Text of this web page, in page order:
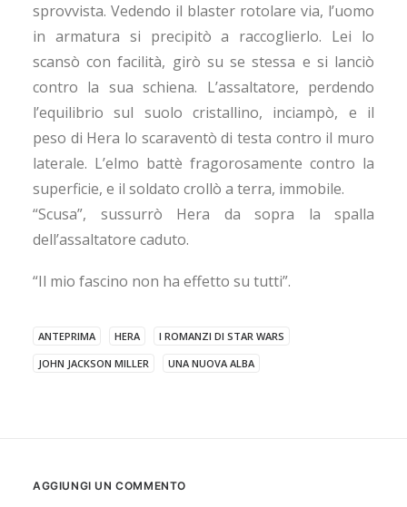
sprovvista. Vedendo il blaster rotolare via, l’uomo
in armatura si precipitò a raccoglierlo. Lei lo
scansò con facilità, girò su se stessa e si lanciò
contro la sua schiena. L’assaltatore, perdendo
l’equilibrio sul suolo cristallino, inciampò, e il
peso di Hera lo scaraventò di testa contro il muro
laterale. L’elmo battè fragorosamente contro la
superficie, e il soldato crollò a terra, immobile.
“Scusa”, sussurrò Hera da sopra la spalla
dell’assaltatore caduto.
“Il mio fascino non ha effetto su tutti”.
ANTEPRIMA HERA
I ROMANZI DI STAR WARS
JOHN JACKSON MILLER
UNA NUOVA ALBA
AGGIUNGI UN COMMENTO